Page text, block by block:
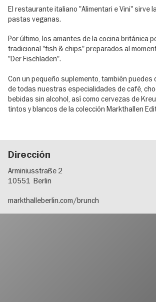
El restaurante italiano "Alimentari e Vini" sirve
pastas veganas.
Por último, los amantes de la cocina británica
tradicional "fish & chips" preparados al
"Der Fischladen".
Con un pequeño suplemento, también
de todas nuestras especialidades de café,
bebidas sin alcohol, así como cervezas de
tintos y blancos de la colección Markthallen
Dirección
Arminiusstraße 2
10551 Berlin
markthalleberlin.com/brunch